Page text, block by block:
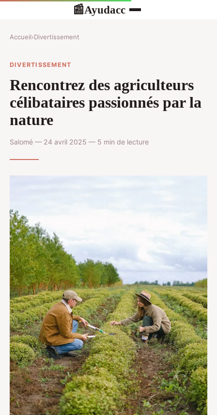
📰Ayudacc
Accueil›Divertissement
DIVERTISSEMENT
Rencontrez des agriculteurs
célibataires passionnés par la
nature
Salomé — 24 avril 2025 — 5 min de lecture